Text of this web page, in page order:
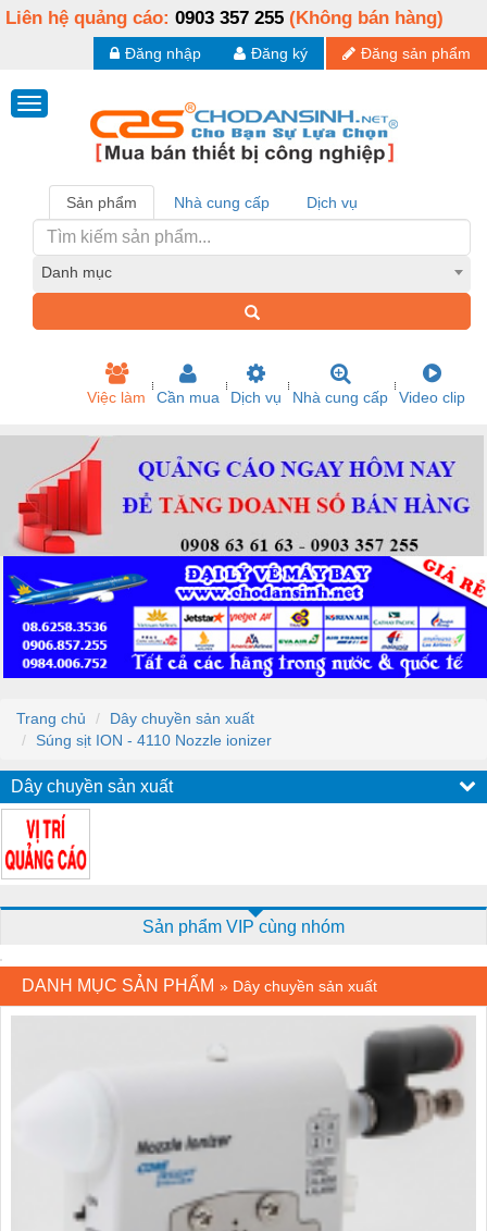
Liên hệ quảng cáo: 0903 357 255 (Không bán hàng)
Đăng sản phẩm
Đăng ký
Đăng nhập
Sản phẩm Nhà cung cấp Dịch vụ
Danh mục
Việc làm Cần mua Dịch vụ Nhà cung cấp Video clip
Trang chủ
Dây chuyền sản xuất
Súng sịt ION - 4110 Nozzle ionizer
Dây chuyền sản xuất
Sản phẩm VIP cùng nhóm
DANH MỤC SẢN PHẨM » Dây chuyền sản xuất